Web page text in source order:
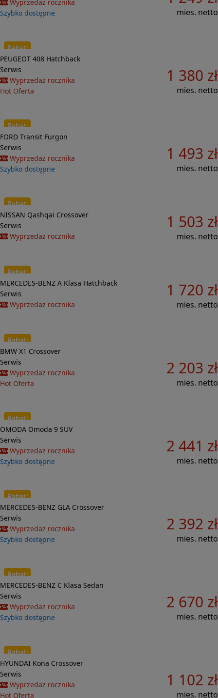
Wyprzedaż rocznika
Szybko dostępne
mies. netto
23 648 zł
PEUGEOT 408 Hatchback
Serwis
Wyprzedaż rocznika
Hot Oferta
1 380 zł
mies. netto
43 570 zł
FORD Transit Furgon
Serwis
Wyprzedaż rocznika
Szybko dostępne
1 493 zł
mies. netto
33 366 zł Do porównania
NISSAN Qashqai Crossover
Serwis
Wyprzedaż rocznika
1 503 zł
mies. netto
18 395 zł Do porównania
MERCEDES-BENZ A Klasa Hatchback
Serwis
Wyprzedaż rocznika
1 720 zł
mies. netto
42 510 zł
BMW X1 Crossover
Serwis
Wyprzedaż rocznika
Hot Oferta
2 203 zł
mies. netto
29 268 zł
OMODA Omoda 9 SUV
Serwis
Wyprzedaż rocznika
Szybko dostępne
2 441 zł
mies. netto
43 808 zł
MERCEDES-BENZ GLA Crossover
Serwis
Wyprzedaż rocznika
Szybko dostępne
2 392 zł
mies. netto
37 747 zł
MERCEDES-BENZ C Klasa Sedan
Serwis
Wyprzedaż rocznika
Szybko dostępne
2 670 zł
mies. netto
25 712 zł
HYUNDAI Kona Crossover
Serwis
Wyprzedaż rocznika
Hot Oferta
1 102 zł
mies. netto